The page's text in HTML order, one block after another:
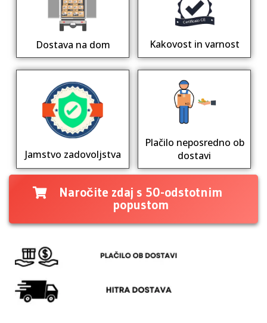
Dostava na dom Kakovost in varnost
Jamstvo zadovoljstva
Plačilo neposredno ob
dostavi
Naročite zdaj s 50-odstotnim
popustom